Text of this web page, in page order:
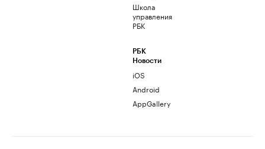
Школа
управления
РБК
РБК
Новости
iOS
Android
AppGallery